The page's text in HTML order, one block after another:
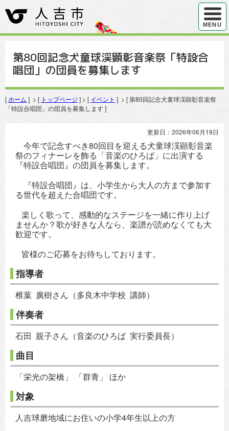
ハンバ
MENU
第80回記念犬童球渓顕彰音楽祭「特設合
唱団」の団員を募集します
[ ホーム ] > [ トップページ ] > [ イベント ] > [ 第80回記念犬童球渓顕彰音楽祭
「特設合唱団」の団員を募集します ]
更新日：2026年06月19日
今年で記念すべき80回目を迎える犬童球渓顕彰音楽
祭のフィナーレを飾る「音楽のひろば」に出演する
『特設合唱団』の団員を募集します。
『特設合唱団』は、小学生から大人の方まで参加す
る世代を超えた合唱団です。
楽しく歌って、感動的なステージを一緒に作り上げ
ませんか？歌が好きな人なら、楽譜が読めなくても大
歓迎です。
皆様のご応募をお待ちしております。
指導者
椎葉 廣樹さん（多良木中学校 講師）
伴奏者
石田 親子さん（音楽のひろば 実行委員長）
曲目
「栄光の架橋」 「群青」 ほか
対象
人吉球磨地域にお住いの小学4年生以上の方